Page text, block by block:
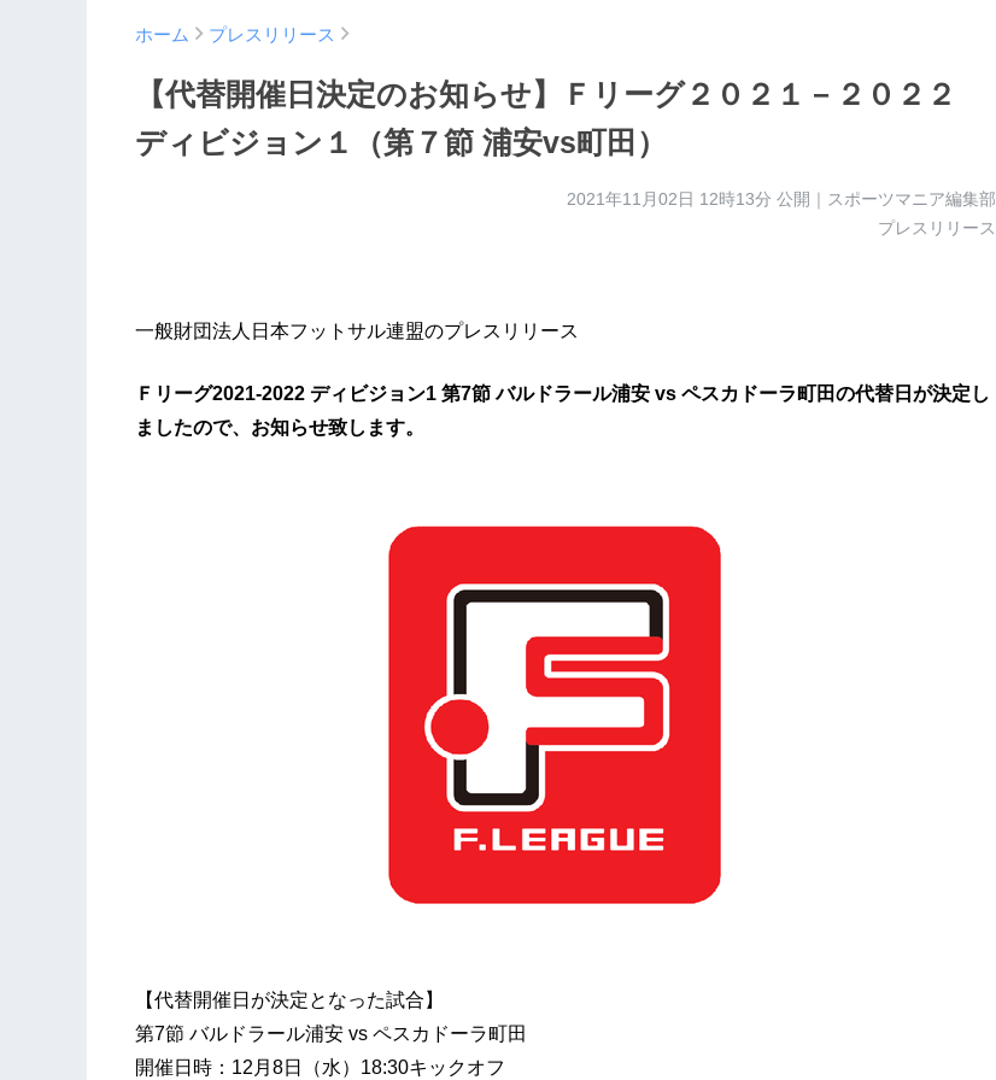
ホーム プレスリリース
【代替開催日決定のお知らせ】Ｆリーグ２０２１－２０２２
ディビジョン１（第７節 浦安vs町田）
2021年11月02日 12時13分 公開｜スポーツマニア編集部
プレスリリース
一般財団法人日本フットサル連盟のプレスリリース
Ｆリーグ2021-2022 ディビジョン1 第7節 バルドラール浦安 vs ペスカドーラ町田の代替日が決定し
ましたので、お知らせ致します。
【代替開催日が決定となった試合】
第7節 バルドラール浦安 vs ペスカドーラ町田
開催日時：12月8日（水）18:30キックオフ